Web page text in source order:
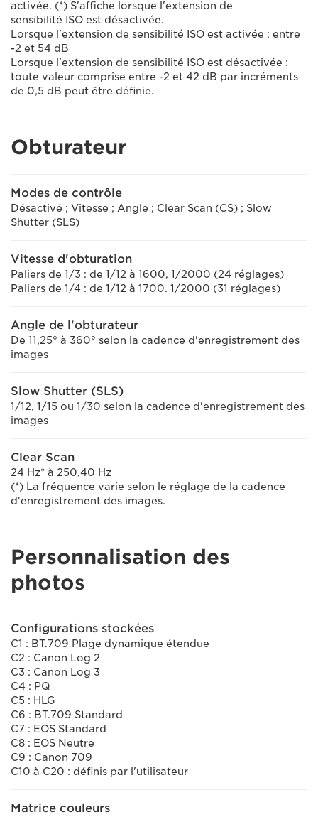
activée. (*) S'affiche lorsque l'extension de
sensibilité ISO est désactivée.
Lorsque l'extension de sensibilité ISO est activée : entre
-2 et 54 dB
Lorsque l'extension de sensibilité ISO est désactivée :
toute valeur comprise entre -2 et 42 dB par incréments
de 0,5 dB peut être définie.
Obturateur
Modes de contrôle
Désactivé ; Vitesse ; Angle ; Clear Scan (CS) ; Slow
Shutter (SLS)
Vitesse d'obturation
Paliers de 1/3 : de 1/12 à 1600, 1/2000 (24 réglages)
Paliers de 1/4 : de 1/12 à 1700. 1/2000 (31 réglages)
Angle de l'obturateur
De 11,25° à 360° selon la cadence d'enregistrement des
images
Slow Shutter (SLS)
1/12, 1/15 ou 1/30 selon la cadence d'enregistrement des
images
Clear Scan
24 Hz* à 250,40 Hz
(*) La fréquence varie selon le réglage de la cadence
d'enregistrement des images.
Personnalisation des
photos
Configurations stockées
C1 : BT.709 Plage dynamique étendue
C2 : Canon Log 2
C3 : Canon Log 3
C4 : PQ
C5 : HLG
C6 : BT.709 Standard
C7 : EOS Standard
C8 : EOS Neutre
C9 : Canon 709
C10 à C20 : définis par l'utilisateur
Matrice couleurs